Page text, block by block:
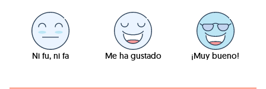
Ni fu, ni fa Me ha gustado ¡Muy bueno!